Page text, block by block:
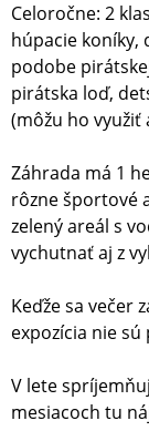
Celoročne: 2
húpacie koníky,
podobe
pirátska loď,
(môžu ho využiť
Záhrada má 1
rôzne športové
zelený areál s
vychutnať aj z
Keďže sa večer
expozícia nie sú
V lete
mesiacoch tu